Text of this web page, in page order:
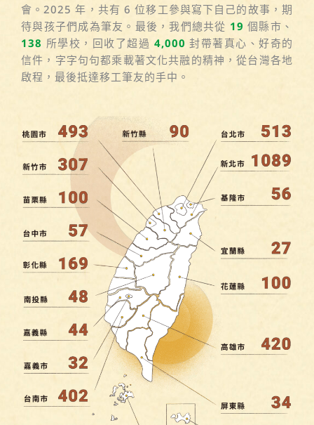
會。2025 年，共有 6 位移工參與寫下自己的故事，期
待與孩子們成為筆友。最後，我們總共從 19個縣市、
138 所學校，回收了超過 4,000 封帶著真心、好奇的
信件，字字句句都乘載著文化共融的精神，從台灣各地
啟程，最後抵達移工筆友的手中。